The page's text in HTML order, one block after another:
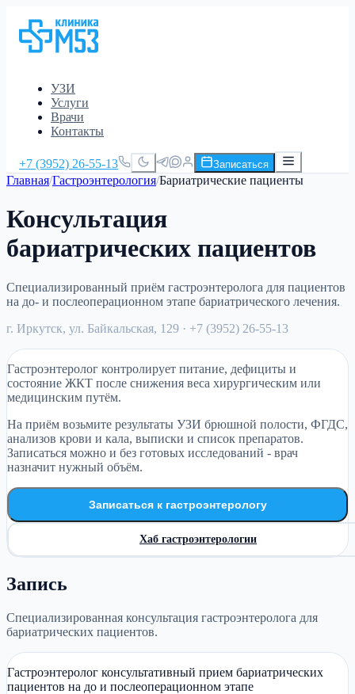
УЗИ
Услуги
Врачи
Контакты
+7 (3952) 26-55-13 Записаться
Главная/Гастроэнтерология/Бариатрические пациенты
Консультация
бариатрических пациентов
Специализированный приём гастроэнтеролога для пациентов
на до- и послеоперационном этапе бариатрического лечения.
г. Иркутск, ул. Байкальская, 129 · +7 (3952) 26-55-13
Гастроэнтеролог контролирует питание, дефициты и
состояние ЖКТ после снижения веса хирургическим или
медицинским путём.
На приём возьмите результаты УЗИ брюшной полости, ФГДС,
анализов крови и кала, выписки и список препаратов.
Записаться можно и без готовых исследований - врач
назначит нужный объём.
Записаться к гастроэнтерологу
Хаб гастроэнтерологии
Запись
Специализированная консультация гастроэнтеролога для
бариатрических пациентов.
Гастроэнтеролог консультативный прием бариатрических
пациентов на до и послеоперационном этапе